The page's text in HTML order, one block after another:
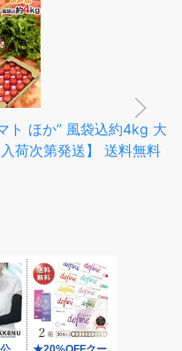
ト ほか” 風袋込約4kg 大
荷次第発送】 送料無料